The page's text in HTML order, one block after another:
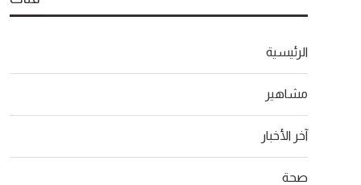
الرئيسية
مشاهير
آخر الأخبار
صحة